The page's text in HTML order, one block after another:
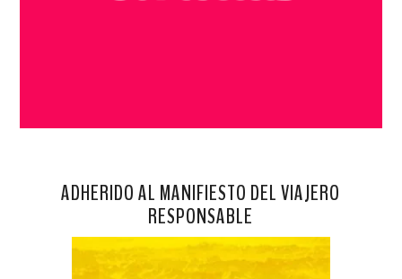
ADHERIDO AL MANIFIESTO DEL VIAJERO
RESPONSABLE